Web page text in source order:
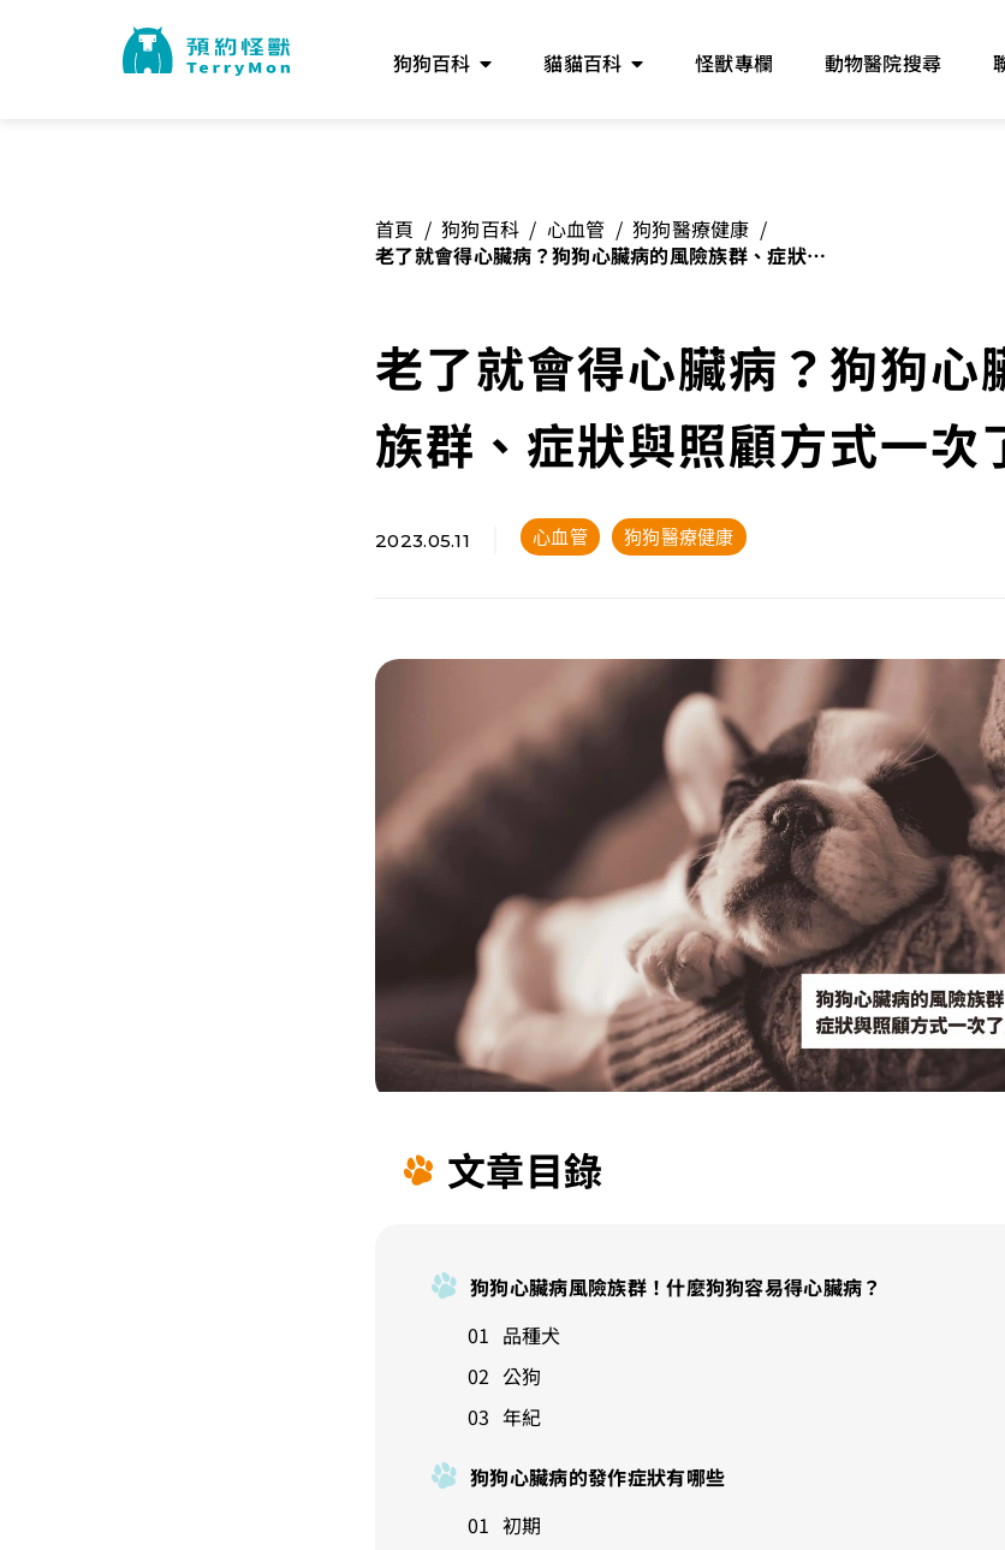
狗狗百科 貓貓百科 怪獸專欄 動物醫院搜尋
首頁 / 狗狗百科 / 心血管 / 狗狗醫療健康 /
老了就會得心臟病？狗狗心臟病的風險族群、症狀與
老了就會得心臟病？狗狗心
族群、症狀與照顧方式一次
2023.05.11 心血管 狗狗醫療健康
文章目錄
狗狗心臟病風險族群！什麼狗狗容易得心臟病？
品種犬
公狗
年紀
狗狗心臟病的發作症狀有哪些
初期